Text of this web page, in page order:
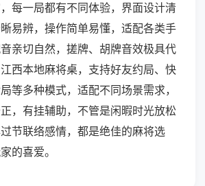
每一局都有不同体验，界面设计清
易辨，操作简单易懂，适配各类手
亲切自然，搓牌、胡牌音效极具代
西本地麻将桌，支持好友约局、快
等多种模式，适配不同场景需求，
，有挂辅助，不管是闲暇时光放松
节联络感情，都是绝佳的麻将选
的喜爱。